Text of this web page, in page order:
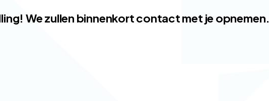
We zullen binnenkort contact met je opnemen.